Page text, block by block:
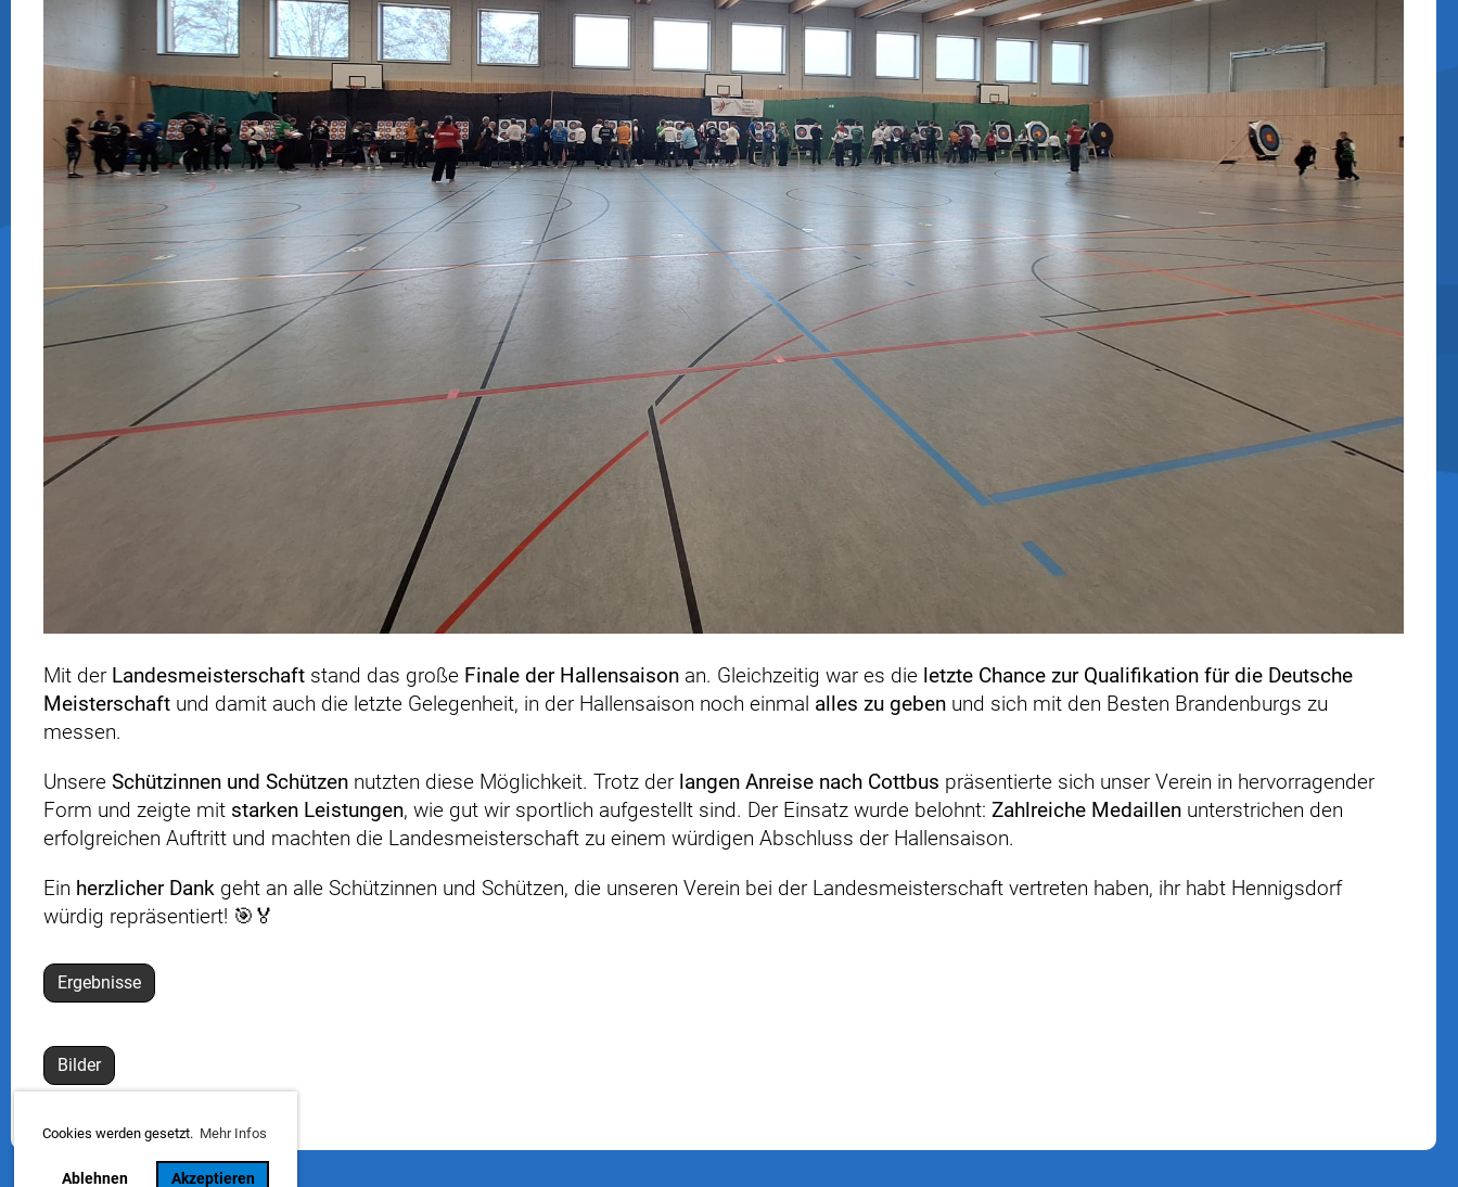
Cookies werden gesetzt. Mehr Infos
Ablehnen Akzeptieren
Mit der Landesmeisterschaft stand das große Finale der Hallensaison an. Gleichzeitig war es die letzte Chance zur Qualifikation für die Deutsche
Meisterschaft und damit auch die letzte Gelegenheit, in der Hallensaison noch einmal alles zu geben und sich mit den Besten Brandenburgs zu
messen.
Unsere Schützinnen und Schützen nutzten diese Möglichkeit. Trotz der langen Anreise nach Cottbus präsentierte sich unser Verein in hervorragender
Form und zeigte mit starken Leistungen, wie gut wir sportlich aufgestellt sind. Der Einsatz wurde belohnt: Zahlreiche Medaillen unterstrichen den
erfolgreichen Auftritt und machten die Landesmeisterschaft zu einem würdigen Abschluss der Hallensaison.
Ein herzlicher Dank geht an alle Schützinnen und Schützen, die unseren Verein bei der Landesmeisterschaft vertreten haben, ihr habt Hennigsdorf
würdig repräsentiert! 🎯🏅
Ergebnisse
Bilder